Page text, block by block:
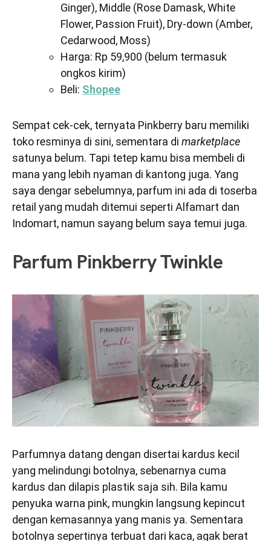
Ginger), Middle (Rose Damask, White
Flower, Passion Fruit), Dry-down (Amber,
Cedarwood, Moss)
Harga: Rp 59,900 (belum termasuk
ongkos kirim)
Beli: Shopee
Sempat cek-cek, ternyata Pinkberry baru memiliki
toko resminya di sini, sementara di marketplace
satunya belum. Tapi tetep kamu bisa membeli di
mana yang lebih nyaman di kantong juga. Yang
saya dengar sebelumnya, parfum ini ada di toserba
retail yang mudah ditemui seperti Alfamart dan
Indomart, namun sayang belum saya temui juga.
Parfum Pinkberry Twinkle
Parfumnya datang dengan disertai kardus kecil
yang melindungi botolnya, sebenarnya cuma
kardus dan dilapis plastik saja sih. Bila kamu
penyuka warna pink, mungkin langsung kepincut
dengan kemasannya yang manis ya. Sementara
botolnya sepertinya terbuat dari kaca, agak berat